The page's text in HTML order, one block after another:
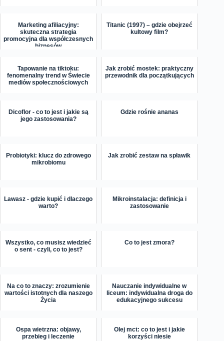
Marketing afiliacyjny:
skuteczna strategia
promocyjna dla współczesnych
biznesów
Titanic (1997) – gdzie obejrzeć
kultowy film?
Tapowanie na tiktoku:
fenomenalny trend w Świecie
mediów społecznościowych
Jak zrobić mostek: praktyczny
przewodnik dla początkujących
Dicoflor - co to jest i jakie są
jego zastosowania?
Gdzie rośnie ananas
Probiotyki: klucz do zdrowego
mikrobiomu
Jak zrobić zestaw na spławik
Lawasz - gdzie kupić i dlaczego
warto?
Mikroinstalacja: definicja i
zastosowanie
Wszystko, co musisz wiedzieć
o sent - czyli, co to jest?
Co to jest zmora?
Na co to znaczy: zrozumienie
wartości istotnych dla naszego
Życia
Nauczanie indywidualne w
liceum: indywidualna droga do
edukacyjnego sukcesu
Ospa wietrzna: objawy,
przebieg i leczenie
Olej mct: co to jest i jakie
korzyści niesie